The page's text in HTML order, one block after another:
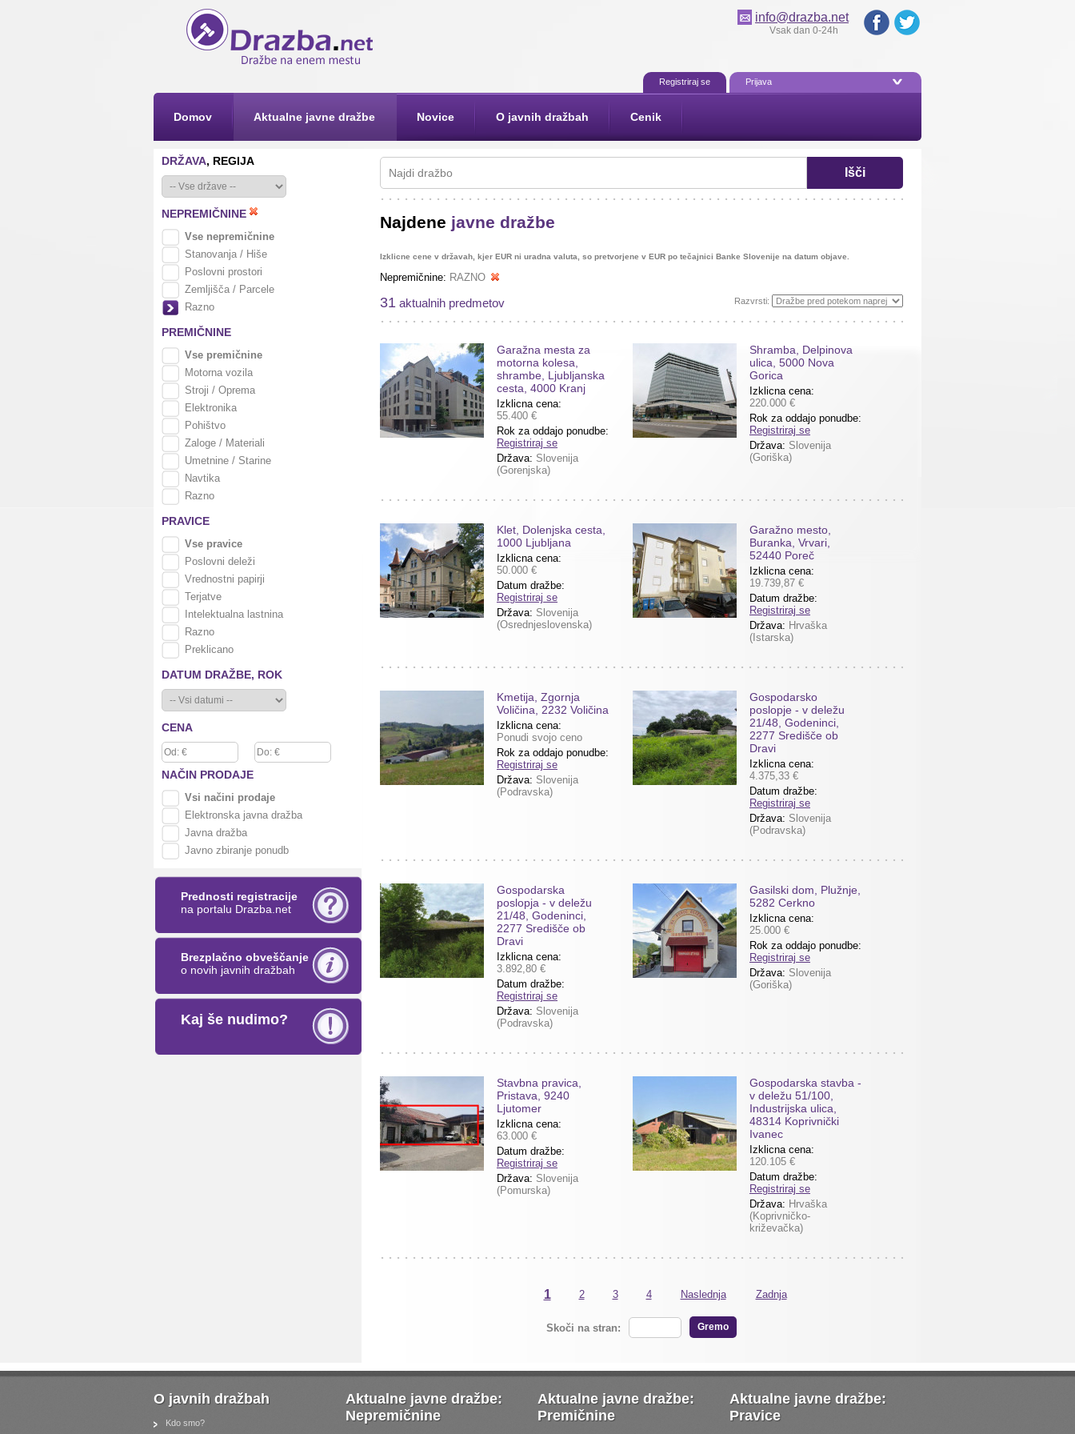
info@drazba.net
Vsak dan 0-24h
Registriraj se Prijava
Domov Aktualne javne dražbe Novice O javnih dražbah Cenik
DRŽAVA, REGIJA
NEPREMIČNINE
Vse nepremičnine
Stanovanja / Hiše
Poslovni prostori
Zemljišča / Parcele
Razno
PREMIČNINE
Vse premičnine
Motorna vozila
Stroji / Oprema
Elektronika
Pohištvo
Zaloge / Materiali
Umetnine / Starine
Navtika
Razno
PRAVICE
Vse pravice
Poslovni deleži
Vrednostni papirji
Terjatve
Intelektualna lastnina
Razno
Preklicano
DATUM DRAŽBE, ROK
CENA
NAČIN PRODAJE
Vsi načini prodaje
Elektronska javna dražba
Javna dražba
Javno zbiranje ponudb
Prednosti registracije
na portalu Drazba.net
Brezplačno obveščanje
o novih javnih dražbah
Kaj še nudimo?
Išči
Najdene javne dražbe
Izklicne cene v državah, kjer EUR ni uradna valuta, so pretvorjene v EUR po tečajnici Banke Slovenije na datum objave.
Nepremičnine: RAZNO
31 aktualnih predmetov Razvrsti:
Garažna mesta za
motorna kolesa,
shrambe, Ljubljanska
cesta, 4000 Kranj
Izklicna cena:
55.400 €
Rok za oddajo ponudbe:
Registriraj se
Država: Slovenija
(Gorenjska)
Shramba, Delpinova
ulica, 5000 Nova
Gorica
Izklicna cena:
220.000 €
Rok za oddajo ponudbe:
Registriraj se
Država: Slovenija
(Goriška)
Klet, Dolenjska cesta,
1000 Ljubljana
Izklicna cena:
50.000 €
Datum dražbe:
Registriraj se
Država: Slovenija
(Osrednjeslovenska)
Garažno mesto,
Buranka, Vrvari,
52440 Poreč
Izklicna cena:
19.739,87 €
Datum dražbe:
Registriraj se
Država: Hrvaška
(Istarska)
Kmetija, Zgornja
Voličina, 2232 Voličina
Izklicna cena:
Ponudi svojo ceno
Rok za oddajo ponudbe:
Registriraj se
Država: Slovenija
(Podravska)
Gospodarsko
poslopje - v deležu
21/48, Godeninci,
2277 Središče ob
Dravi
Izklicna cena:
4.375,33 €
Datum dražbe:
Registriraj se
Država: Slovenija
(Podravska)
Gospodarska
poslopja - v deležu
21/48, Godeninci,
2277 Središče ob
Dravi
Izklicna cena:
3.892,80 €
Datum dražbe:
Registriraj se
Država: Slovenija
(Podravska)
Gasilski dom, Plužnje,
5282 Cerkno
Izklicna cena:
25.000 €
Rok za oddajo ponudbe:
Registriraj se
Država: Slovenija
(Goriška)
Stavbna pravica,
Pristava, 9240
Ljutomer
Izklicna cena:
63.000 €
Datum dražbe:
Registriraj se
Država: Slovenija
(Pomurska)
Gospodarska stavba -
v deležu 51/100,
Industrijska ulica,
48314 Koprivnički
Ivanec
Izklicna cena:
120.105 €
Datum dražbe:
Registriraj se
Država: Hrvaška
(Koprivničko-
križevačka)
1 2 3 4 Naslednja Zadnja
Skoči na stran: Gremo
O javnih dražbah
Kdo smo?
Aktualne javne dražbe:
Nepremičnine
Aktualne javne dražbe:
Premičnine
Aktualne javne dražbe:
Pravice